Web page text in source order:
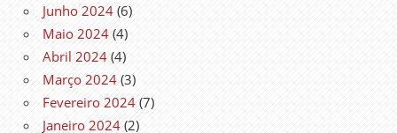
Junho 2024 (6)
Maio 2024 (4)
Abril 2024 (4)
Março 2024 (3)
Fevereiro 2024 (7)
Janeiro 2024 (2)